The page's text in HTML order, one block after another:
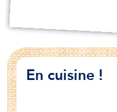
En cuisine !